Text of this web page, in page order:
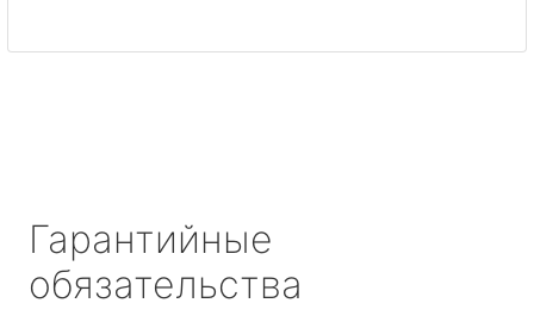
Гарантийные
обязательства